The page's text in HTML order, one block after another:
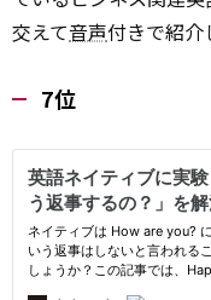
交えて音声付きで紹介
7位